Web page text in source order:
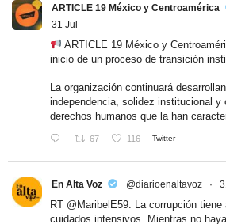
ARTICLE 19 México y Centroamérica
31 Jul
ARTICLE 19 México y
inicio de un proceso de transición
La organización continuará
independencia, solidez institucional y
derechos humanos que la han
67 116 Twitter
En Alta Voz @diarioenaltavoz ·
RT @MaribelE59: La corrupción tiene
cuidados intensivos. Mientras no